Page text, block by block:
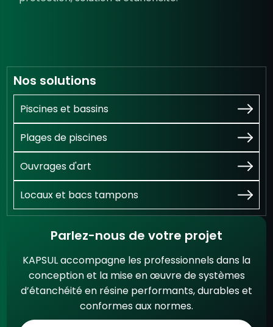
Nos solutions
Piscines et bassins
Plages de piscines
Ouvrages d'art
Locaux et bacs tampons
Parlez-nous de votre projet
KAPSUL accompagne les professionnels dans la
conception et la mise en œuvre de systèmes
d’étanchéité en résine performants, durables et
conformes aux normes.